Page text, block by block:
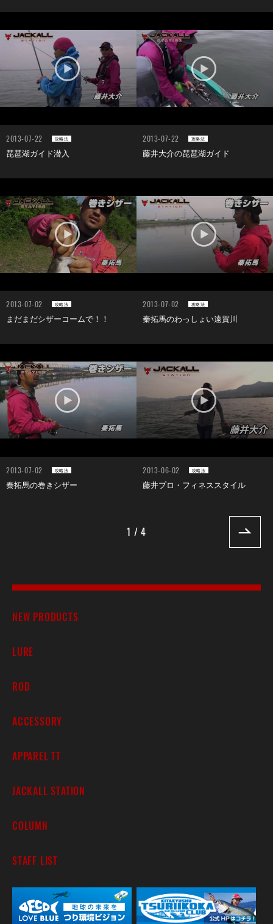
2013-07-22 攻略法
琵琶湖ガイド潜入
2013-07-22 攻略法
藤井大介の琵琶湖ガイド
2013-07-02 攻略法
まだまだシザーコームで！！
2013-07-02 攻略法
秦拓馬のわっしょい遠賀川
2013-07-02 攻略法
秦拓馬の巻きシザー
2013-06-02 攻略法
藤井プロ・フィネススタイル
1 / 4
NEW PRODUCTS
LURE
ROD
ACCESSORY
APPAREL TT
JACKALL STATION
COLUMN
STAFF LIST